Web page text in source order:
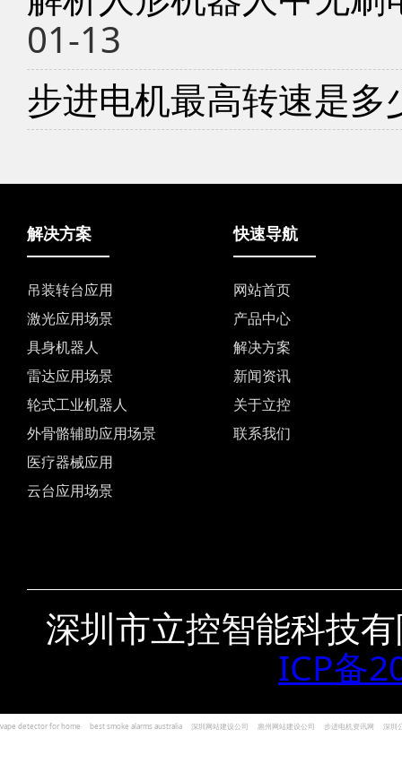
01-13
步进电机最高转速是多
解决方案
吊装转台应用
激光应用场景
具身机器人
雷达应用场景
轮式工业机器人
外骨骼辅助应用场景
医疗器械应用
云台应用场景
快速导航
网站首页
产品中心
解决方案
新闻资讯
关于立控
联系我们
深圳市立控智能科技
ICP备
vape detector for home best smoke alarms australia 深圳网站建设公司 惠州网站建设公司 步进电机资讯网 深圳